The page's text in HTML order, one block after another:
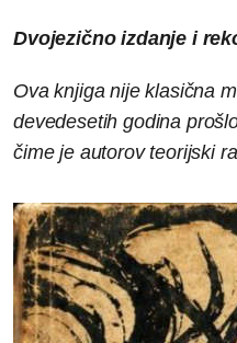
Dvojezično izdanje i
Ova knjiga nije klasična
devedesetih godina
čime je autorov teorijski